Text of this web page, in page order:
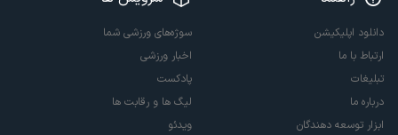
دانلود اپلیکیشن
ارتباط با ما
تبلیغات
درباره ما
ابزار توسعه دهندگان
سوژه‌های ورزشی شما
اخبار ورزشی
پادکست
لیگ ها و رقابت ها
ویدئو